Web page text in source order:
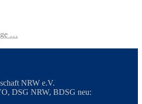
…
NRW e.V.
DSG NRW, BDSG neu: